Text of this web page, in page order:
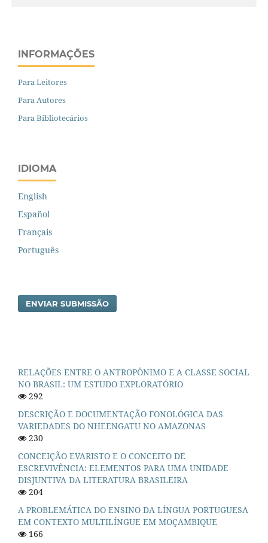
INFORMAÇÕES
Para Leitores
Para Autores
Para Bibliotecários
IDIOMA
English
Español
Français
Português
ENVIAR SUBMISSÃO
RELAÇÕES ENTRE O ANTROPÔNIMO E A CLASSE SOCIAL
NO BRASIL: UM ESTUDO EXPLORATÓRIO
292
DESCRIÇÃO E DOCUMENTAÇÃO FONOLÓGICA DAS
VARIEDADES DO NHEENGATU NO AMAZONAS
230
CONCEIÇÃO EVARISTO E O CONCEITO DE
ESCREVIVÊNCIA: ELEMENTOS PARA UMA UNIDADE
DISJUNTIVA DA LITERATURA BRASILEIRA
204
A PROBLEMÁTICA DO ENSINO DA LÍNGUA PORTUGUESA
EM CONTEXTO MULTILÍNGUE EM MOÇAMBIQUE
166